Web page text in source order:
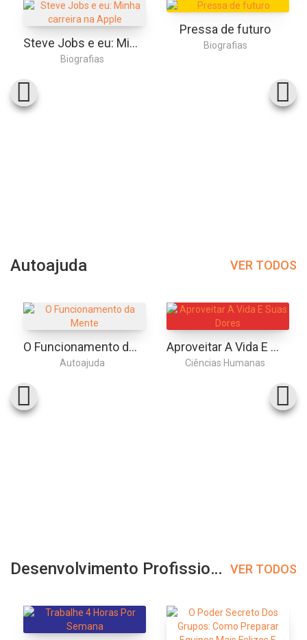
Steve Jobs e eu: Minha carreira na Apple
Biografias
Pressa de futuro
Biografias
Autoajuda VER TODOS
O Funcionamento da Mente
Autoajuda
Aproveitar A Vida E Suas Dores
Ciências Humanas
Desenvolvimento Profissional VER TODOS